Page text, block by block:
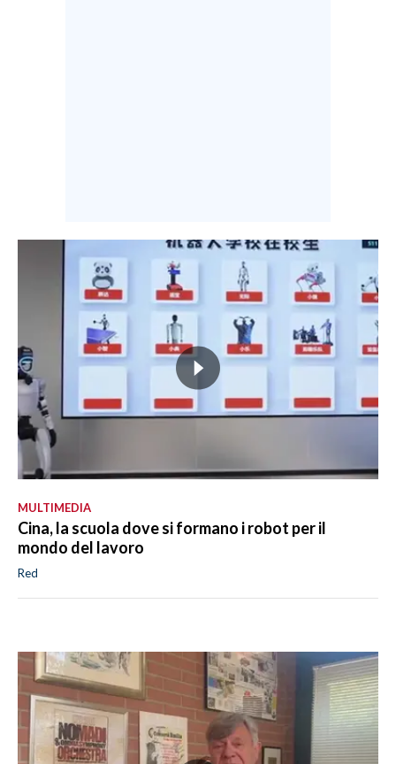
MULTIMEDIA
Cina, la scuola dove si formano i robot per il
mondo del lavoro
Red